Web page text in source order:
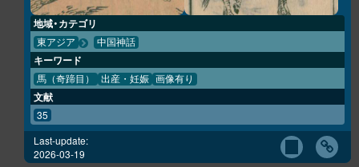
地域・カテゴリ
東アジア 中国神話
キーワード
馬（奇蹄目） 出産・妊娠 画像有り
文献
35
Last-update:
2026-03-19